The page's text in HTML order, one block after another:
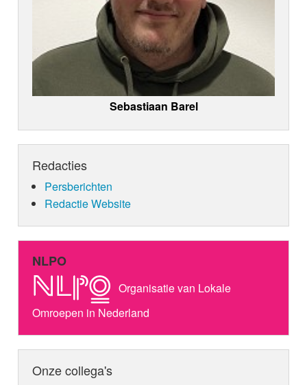
Sebastiaan Barel
Redacties
Persberichten
Redactie Website
NLPO
Organisatie van Lokale
Omroepen in Nederland
Onze collega's